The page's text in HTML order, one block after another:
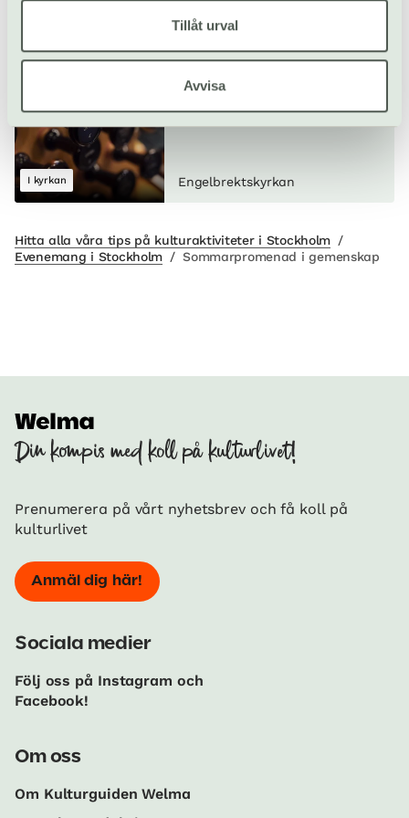
Tillåt urval
Avvisa
I kyrkan
Engelbrekt
25 jun–20 aug Gratis
Engelbrektskyrkan
Hitta alla våra tips på kulturaktiviteter i Stockholm /
Evenemang i Stockholm / Sommarpromenad i gemenskap
Din kompis med koll på kulturlivet!
Prenumerera på vårt nyhetsbrev och få koll på
kulturlivet
Anmäl dig här!
Sociala medier
Följ oss på Instagram och
Facebook!
Om oss
Om Kulturguiden Welma